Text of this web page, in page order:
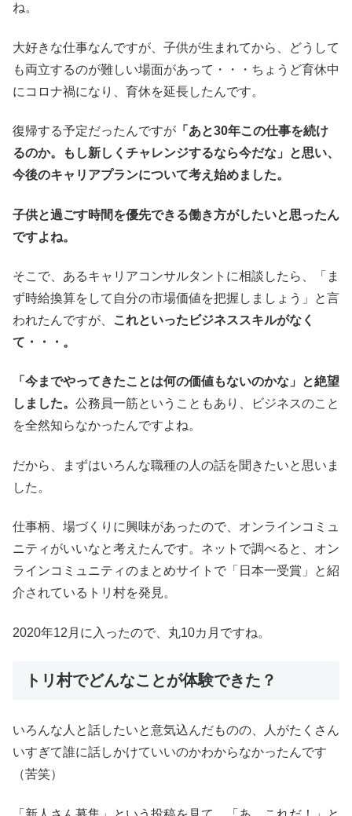
ね。
大好きな仕事なんですが、子供が生まれてから、どうして
も両立するのが難しい場面があって・・・ちょうど育休中
にコロナ禍になり、育休を延長したんです。
復帰する予定だったんですが 「あと30年この仕事を続け
るのか。もし新しくチャレンジするなら今だな」と思い、
今後のキャリアプランについて考え始めました。
子供と過ごす時間を優先できる働き方がしたいと思ったん
ですよね。
そこで、あるキャリアコンサルタントに相談したら、「ま
ず時給換算をして自分の市場価値を把握しましょう」と言
われたんですが、
これといったビジネススキルがなく
て・・・。
「今までやってきたことは何の価値もないのかな」と絶望
しました。 公務員一筋ということもあり、ビジネスのこと
を全然知らなかったんですよね。
だから、まずはいろんな職種の人の話を聞きたいと思いま
した。
仕事柄、場づくりに興味があったので、オンラインコミュ
ニティがいいなと考えたんです。ネットで調べると、オン
ラインコミュニティのまとめサイトで「日本一受賞」と紹
介されているトリ村を発見。
2020年12月に入ったので、丸10カ月ですね。
トリ村でどんなことが体験できた？
いろんな人と話したいと意気込んだものの、人がたくさん
いすぎて誰に話しかけていいのかわからなかったんです
（苦笑）